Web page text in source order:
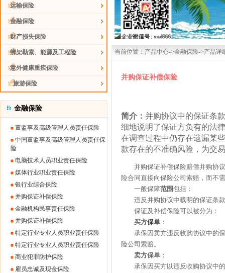
运输保险
金融保险
财产损失保险
绑架勒索、能源及工程险
意外健康重疾保险
旅游保险
金融保险
董监事及高级管理人员责任保险
中国董监事及高级管理人员责任保
险
电脑技术人员职业责任保险
媒体行业职业责任保险
银行业综合保险
并购保证补偿保险
金融机构民事责任保险
并购保证补偿保险
特定行业专业人员职业责任保险
特定行业专业人员职业责任保险
商业犯罪防护保险
雇员忠诚及现金保险
当前位置：产品中心->金融保险->产品详
并购保证补偿保险
简介： 并购协议中的保证条
细地说明了保证方负有的法
在调查过程中仍存在遗漏某
款存在的不准确风险，为交
并购保证补偿保险赔偿并购协议
险合同直接向保险公司索赔，而不
一般保障范围包括：
违反并购协议中载明的保证条款
保证及补偿保险可以被分为：
买方保单 ：
承保因卖方违反收购协议中的保
险公司索赔。
卖方保单 ：
承保因买方以违反收购协议中的